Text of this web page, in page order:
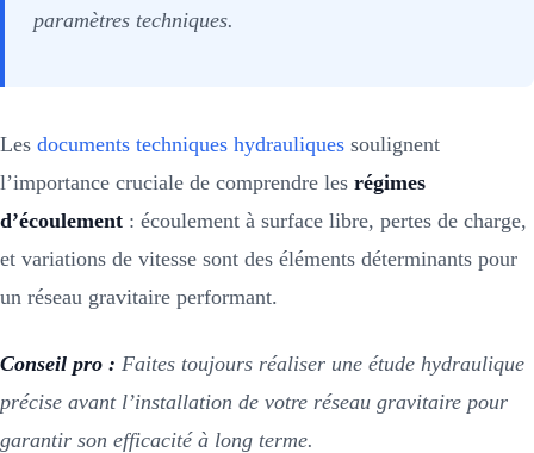
paramètres techniques.
Les documents techniques hydrauliques soulignent
l’importance cruciale de comprendre les régimes
d’écoulement : écoulement à surface libre, pertes de charge,
et variations de vitesse sont des éléments déterminants pour
un réseau gravitaire performant.
Conseil pro : Faites toujours réaliser une étude hydraulique
précise avant l’installation de votre réseau gravitaire pour
garantir son efficacité à long terme.